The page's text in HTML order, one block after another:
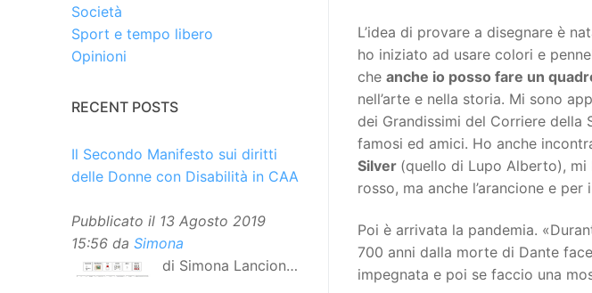
L’idea di provare a disegnare è
ho iniziato ad usare colori e
che anche io posso fare un
nell’arte e nella storia. Mi sono
dei Grandissimi del Corriere della
famosi ed amici. Ho anche
Silver (quello di Lupo Alberto),
rosso, ma anche l’arancione e
Poi è arrivata la pandemia.
700 anni dalla morte di Dante
impegnata e poi se faccio una
Società
Sport e tempo libero
Opinioni
RECENT POSTS
Il Secondo Manifesto sui diritti
delle Donne con Disabilità in CAA
Pubblicato il 13 Agosto 2019
15:56 da Simona
di Simona Lancioni,